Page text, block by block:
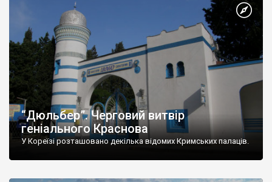
“Дюльбер”. Черговий витвір
геніального Краснова
У Кореїзі розташовано декілька відомих Кримських палаців.